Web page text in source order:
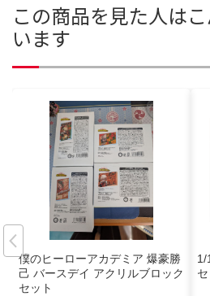
この商品を見た人は
います
僕のヒーローアカデミア 爆豪勝
己 バースデイ アクリルブロック
セット
1/